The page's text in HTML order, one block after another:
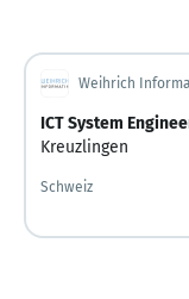
Weihrich
ICT System
Kreuzlingen
Schweiz